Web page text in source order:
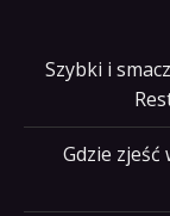
Szybki i
Gdzie zjeść